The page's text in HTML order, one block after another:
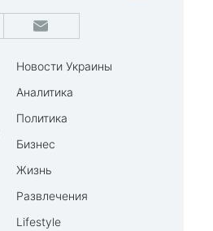
Новости Украины
Аналитика
Политика
Бизнес
Жизнь
Развлечения
Lifestyle